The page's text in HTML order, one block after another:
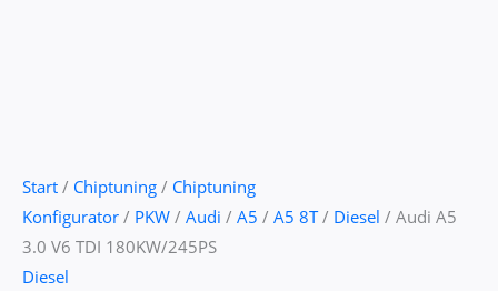
Start / Chiptuning / Chiptuning
Konfigurator / PKW / Audi / A5 / A5 8T/ Diesel / Audi A5
3.0 V6 TDI 180KW/245PS
Diesel